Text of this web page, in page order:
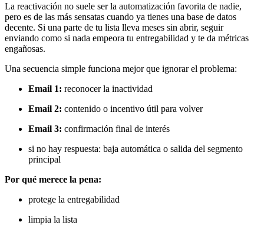
La reactivación no suele ser la automatización favorita de nadie,
pero es de las más sensatas cuando ya tienes una base de datos
decente. Si una parte de tu lista lleva meses sin abrir, seguir
enviando como si nada empeora tu entregabilidad y te da métricas
engañosas.
Una secuencia simple funciona mejor que ignorar el problema:
Email 1: reconocer la inactividad
Email 2: contenido o incentivo útil para volver
Email 3: confirmación final de interés
si no hay respuesta: baja automática o salida del segmento
principal
Por qué merece la pena:
protege la entregabilidad
limpia la lista